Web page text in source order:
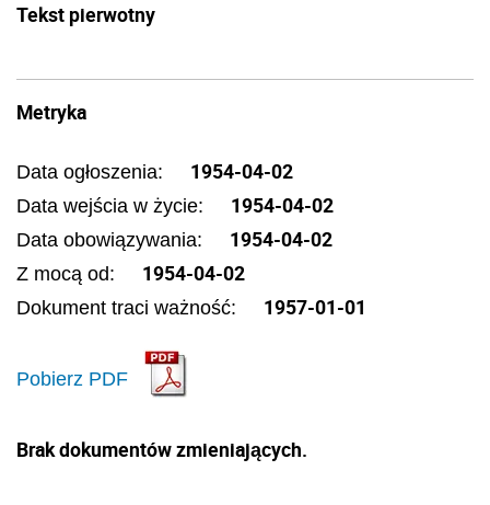
Tekst pierwotny
Metryka
Data ogłoszenia: 1954-04-02
Data wejścia w życie: 1954-04-02
Data obowiązywania: 1954-04-02
Z mocą od: 1954-04-02
Dokument traci ważność: 1957-01-01
Pobierz PDF
Brak dokumentów zmieniających.